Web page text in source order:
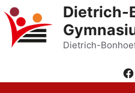
Zum
Inhalt
springen
Dietrich-
Dietrich-